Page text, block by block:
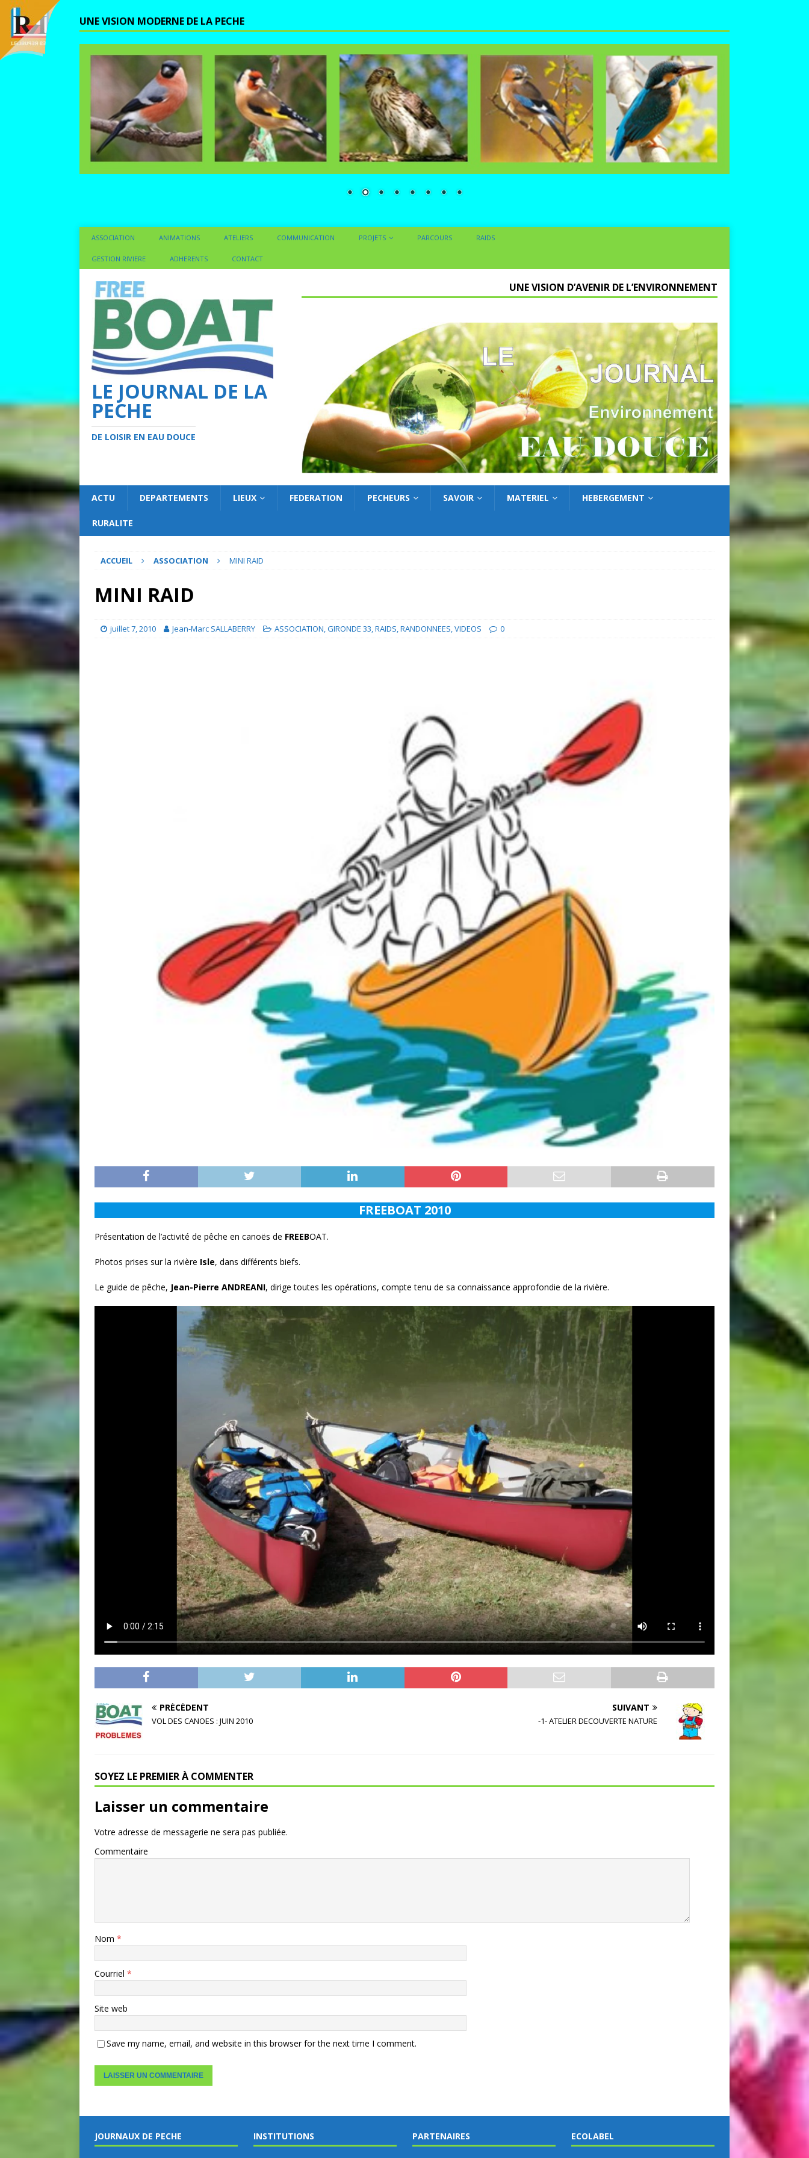
UNE VISION MODERNE DE LA PECHE
ASSOCIATION ANIMATIONS ATELIERS COMMUNICATION PROJETS PARCOURS RAIDS
GESTION RIVIERE ADHERENTS CONTACT
LE JOURNAL DE LA
PECHE
DE LOISIR EN EAU DOUCE
UNE VISION D’AVENIR DE L’ENVIRONNEMENT
ACTU DEPARTEMENTS LIEUX FEDERATION PECHEURS SAVOIR MATERIEL HEBERGEMENT
RURALITE
ACCUEIL ASSOCIATION MINI RAID
MINI RAID
juillet 7, 2010 Jean-Marc SALLABERRY ASSOCIATION,GIRONDE 33,RAIDS,RANDONNEES,VIDEOS 0
FREEBOAT 2010
Présentation de l’activité de pêche en canoës de FREEBOAT.
Photos prises sur la rivière Isle, dans différents biefs.
Le guide de pêche, Jean-Pierre ANDREANI, dirige toutes les opérations, compte tenu de sa connaissance approfondie de la rivière.
PRÉCÉDENT
VOL DES CANOES : JUIN 2010
SUIVANT
-1- ATELIER DECOUVERTE NATURE
SOYEZ LE PREMIER À COMMENTER
Laisser un commentaire
Votre adresse de messagerie ne sera pas publiée.
Commentaire
Nom *
Courriel *
Site web
Save my name, email, and website in this browser for the next time I comment.
JOURNAUX DE PECHE INSTITUTIONS PARTENAIRES ECOLABEL